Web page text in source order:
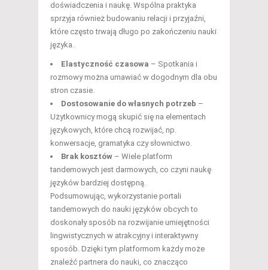
doświadczenia i naukę. Wspólna praktyka
sprzyja również budowaniu relacji i przyjaźni,
które często trwają długo po zakończeniu nauki
języka.
Elastyczność czasowa – Spotkania i
rozmowy można umawiać w dogodnym dla obu
stron czasie.
Dostosowanie do własnych potrzeb –
Użytkownicy mogą skupić się na elementach
językowych, które chcą rozwijać, np.
konwersacje, gramatyka czy słownictwo.
Brak kosztów – Wiele platform
tandemowych jest darmowych, co czyni naukę
języków bardziej dostępną.
Podsumowując, wykorzystanie portali
tandemowych do nauki języków obcych to
doskonały sposób na rozwijanie umiejętności
lingwistycznych w atrakcyjny i interaktywny
sposób. Dzięki tym platformom każdy może
znaleźć partnera do nauki, co znacząco